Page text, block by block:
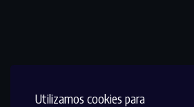
Utilizamos cookies para